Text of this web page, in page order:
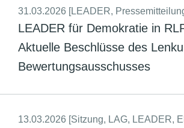
31.03.2026 [LEADER,
LEADER für Demokratie in
Aktuelle Beschlüsse des
Bewertungsausschusses
13.03.2026 [Sitzung, LAG, LEADER,